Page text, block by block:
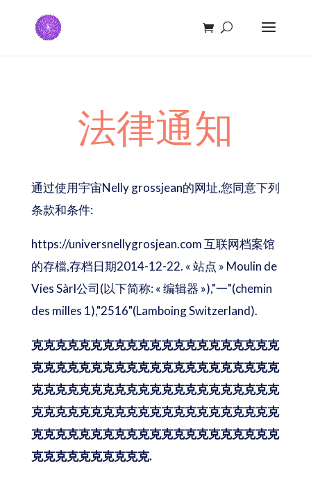
法律通知
通过使用宇宙Nelly grossjean的网址,您同意下列
条款和条件:
https://universnellygrosjean.com 互联网档案馆
的存檔,存档日期2014-12-22. « 站点 » Moulin de
Vies Sàrl公司(以下简称: « 编辑器 »),"一"(chemin
des milles 1),"2516"(Lamboing Switzerland).
克克克克克克克克克克克克克克克克克克克克克
克克克克克克克克克克克克克克克克克克克克克
克克克克克克克克克克克克克克克克克克克克克
克克克克克克克克克克克克克克克克克克克克克
克克克克克克克克克克克克克克克克克克克克克
克克克克克克克克克克.